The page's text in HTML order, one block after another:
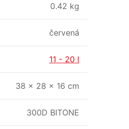
0.42 kg
červená
11 - 20 l
38 × 28 × 16 cm
300D BITONE